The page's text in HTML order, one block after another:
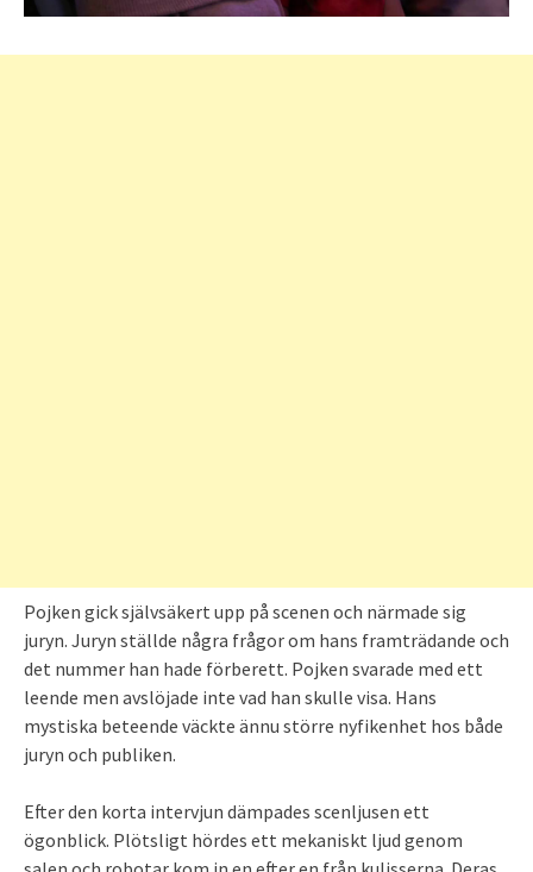
Pojken gick självsäkert upp på scenen och närmade sig
juryn. Juryn ställde några frågor om hans framträdande och
det nummer han hade förberett. Pojken svarade med ett
leende men avslöjade inte vad han skulle visa. Hans
mystiska beteende väckte ännu större nyfikenhet hos både
juryn och publiken.
Efter den korta intervjun dämpades scenljusen ett
ögonblick. Plötsligt hördes ett mekaniskt ljud genom